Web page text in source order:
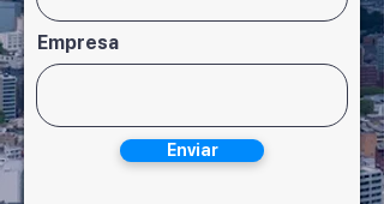
Empresa
Enviar